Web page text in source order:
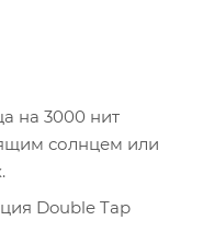
на 3000 нит
солнцем или
Double Tap